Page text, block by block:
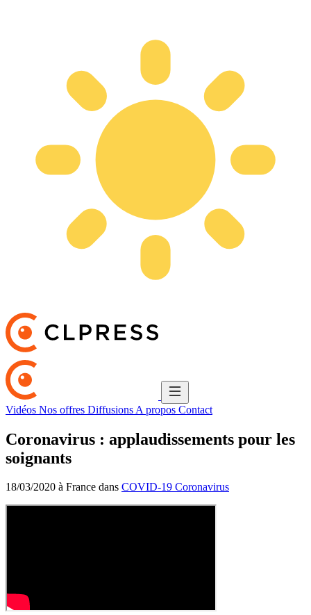
Vidéos Nos offres Diffusions A propos Contact
Coronavirus : applaudissements pour les
soignants
18/03/2020 à France dans COVID-19 Coronavirus